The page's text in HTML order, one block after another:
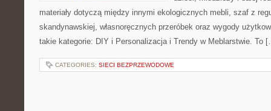
materiały dotyczą między innymi ekologicznych mebli, szaf z
skandynawskiej, własnoręcznych przeróbek oraz wygody
takie kategorie: DIY i Personalizacja i Trendy w Meblarstwie. To
CATEGORIES: SIECI BEZPRZEWODOWE